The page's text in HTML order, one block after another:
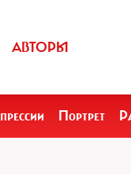
АВТОРЫ
Портрет